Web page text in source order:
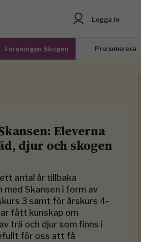
Logga in
Föreningen Skogen Prenumerera
Eleverna
djur och skogen
antal år tillbaka
med Skansen i form av
3 samt för årskurs 4-
fått kunskap om
trä och djur som finns i
för oss att få